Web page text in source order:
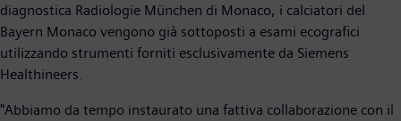
diagnostica Radiologie München di Monaco, i calciatori del
Bayern Monaco vengono già sottoposti a esami ecografici
utilizzando strumenti forniti esclusivamente da Siemens
Healthineers.
"Abbiamo da tempo instaurato una fattiva collaborazione con il